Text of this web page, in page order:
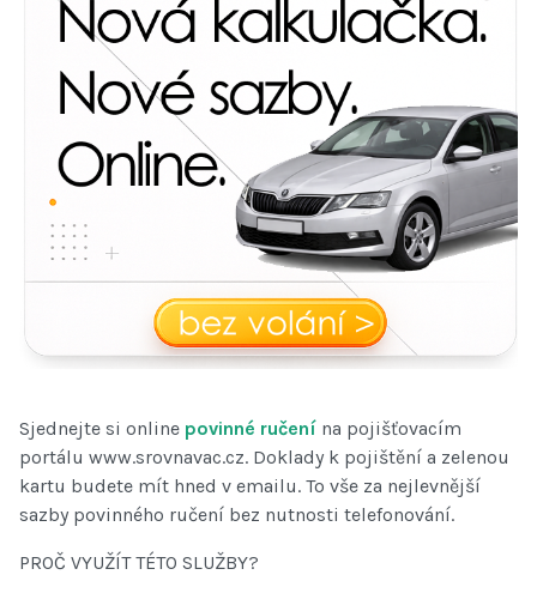
Sjednejte si online povinné ručení na pojišťovacím
portálu www.srovnavac.cz. Doklady k pojištění a zelenou
kartu budete mít hned v emailu. To vše za nejlevnější
sazby povinného ručení bez nutnosti telefonování.
PROČ VYUŽÍT TÉTO SLUŽBY?